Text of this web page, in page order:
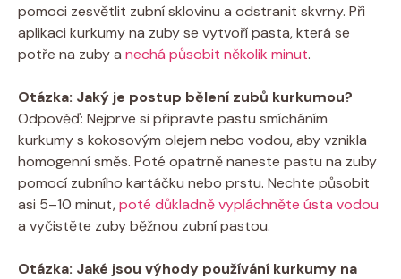
pomoci zesvětlit zubní sklovinu a odstranit skvrny. Při
aplikaci kurkumy na zuby se vytvoří pasta, která se
potře na zuby a nechá působit několik minut.
Otázka: Jaký je postup bělení zubů kurkumou?
Odpověď: Nejprve si připravte pastu smícháním
kurkumy s kokosovým olejem nebo vodou, aby vznikla
homogenní směs. Poté opatrně naneste pastu na zuby
pomocí zubního kartáčku nebo prstu. Nechte působit
asi 5–10 minut,poté důkladně vypláchněte ústa vodou
a vyčistěte zuby běžnou zubní pastou.
Otázka: Jaké jsou výhody používání kurkumy na